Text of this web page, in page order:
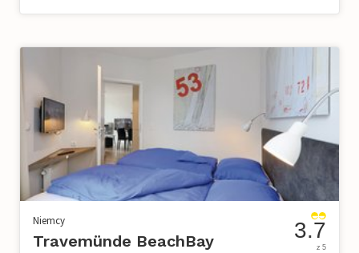
Niemcy
Travemünde BeachBay 3.7
z 5